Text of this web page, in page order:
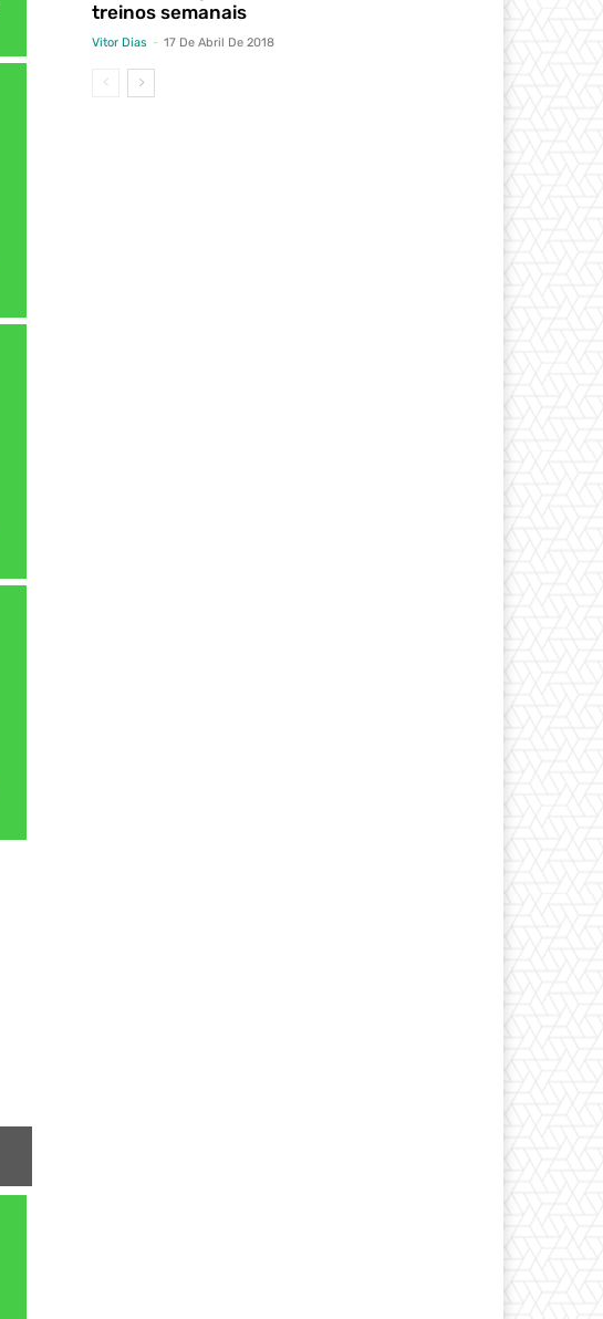
treinos semanais
Vitor Dias - 17 De Abril De 2018